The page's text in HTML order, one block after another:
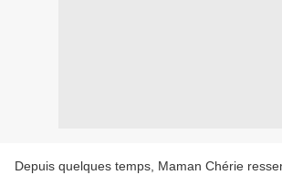
Depuis quelques temps, Maman Chérie